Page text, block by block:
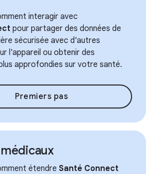
interagir avec
pour partager des données de
sécurisée avec d'autres
l'appareil ou obtenir des
approfondies sur votre santé.
Premiers pas
étendre Santé Connect